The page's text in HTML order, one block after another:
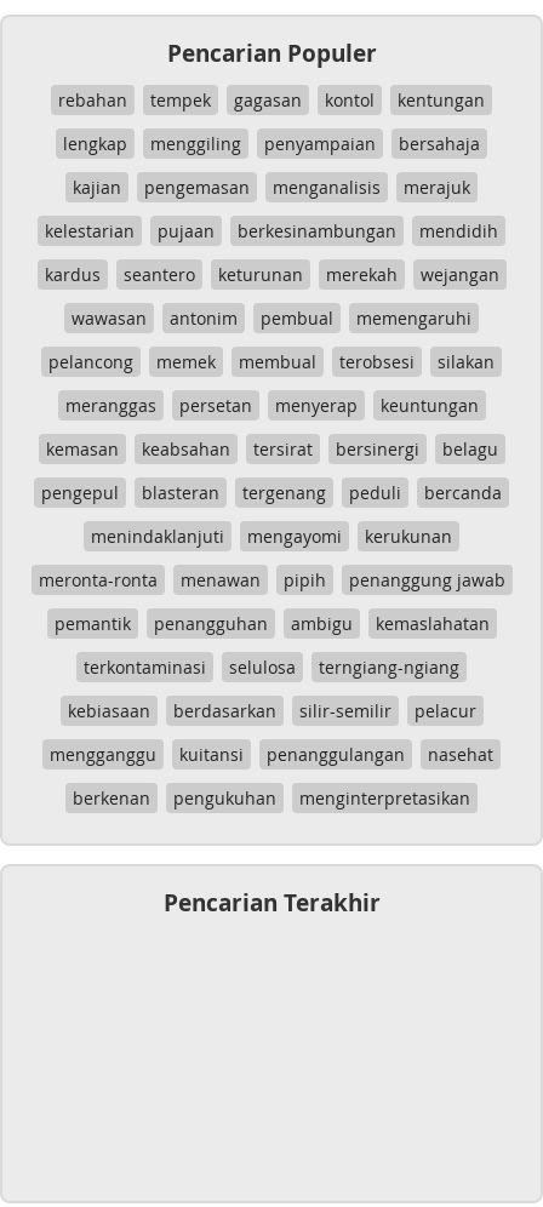
Pencarian Populer
rebahan tempek gagasan kontol
kentungan
lengkap
menggiling penyampaian
bersahaja
kajian
pengemasan menganalisis
merajuk
kelestarian
pujaan berkesinambungan
mendidih
kardus
seantero keturunan merekah
wejangan
wawasan
antonim pembual
memengaruhi
pelancong
memek membual terobsesi
silakan
meranggas
persetan menyerap
keuntungan
kemasan
keabsahan tersirat bersinergi
belagu
pengepul
blasteran tergenang peduli
bercanda
menindaklanjuti
mengayomi
kerukunan
meronta-ronta
menawan pipih
penanggung jawab
pemantik
penangguhan ambigu
kemaslahatan
terkontaminasi
selulosa
terngiang-ngiang
kebiasaan
berdasarkan silir-semilir
pelacur
mengganggu
kuitansi penanggulangan
nasehat
berkenan
pengukuhan menginterpretasikan
Pencarian Terakhir